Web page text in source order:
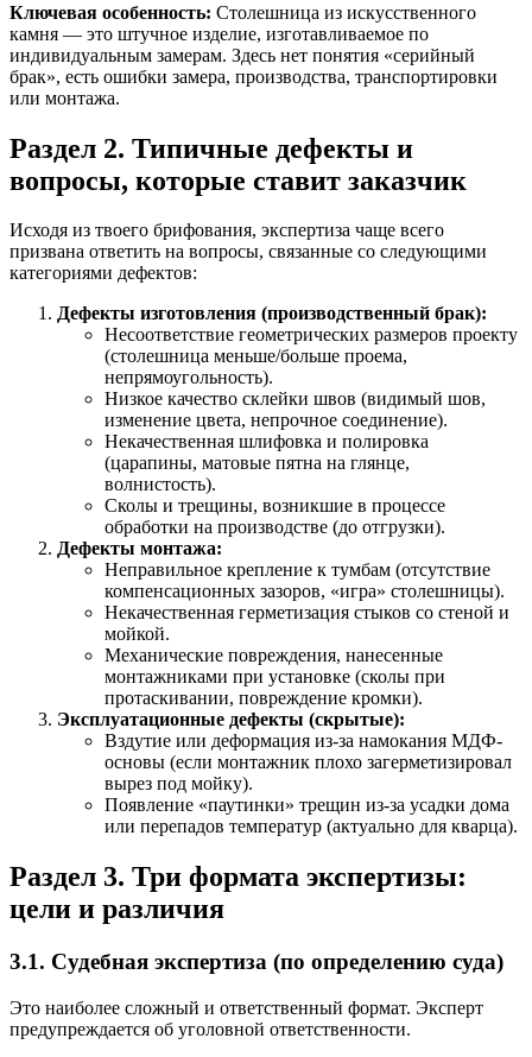
Ключевая особенность: Столешница из искусственного
камня — это штучное изделие, изготавливаемое по
индивидуальным замерам. Здесь нет понятия «серийный
брак», есть ошибки замера, производства, транспортировки
или монтажа.
Раздел 2. Типичные дефекты и
вопросы, которые ставит заказчик
Исходя из твоего брифования, экспертиза чаще всего
призвана ответить на вопросы, связанные со следующими
категориями дефектов:
Дефекты изготовления (производственный брак):
Несоответствие геометрических размеров проекту
(столешница меньше/больше проема,
непрямоугольность).
Низкое качество склейки швов (видимый шов,
изменение цвета, непрочное соединение).
Некачественная шлифовка и полировка
(царапины, матовые пятна на глянце,
волнистость).
Сколы и трещины, возникшие в процессе
обработки на производстве (до отгрузки).
Дефекты монтажа:
Неправильное крепление к тумбам (отсутствие
компенсационных зазоров, «игра» столешницы).
Некачественная герметизация стыков со стеной и
мойкой.
Механические повреждения, нанесенные
монтажниками при установке (сколы при
протаскивании, повреждение кромки).
Эксплуатационные дефекты (скрытые):
Вздутие или деформация из-за намокания МДФ-
основы (если монтажник плохо загерметизировал
вырез под мойку).
Появление «паутинки» трещин из-за усадки дома
или перепадов температур (актуально для кварца).
Раздел 3. Три формата экспертизы:
цели и различия
3.1. Судебная экспертиза (по определению суда)
Это наиболее сложный и ответственный формат. Эксперт
предупреждается об уголовной ответственности.